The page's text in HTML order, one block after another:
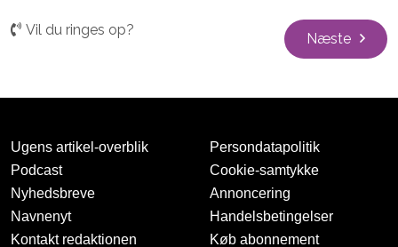
Vil du ringes op?
Næste
Ugens artikel-overblik
Podcast
Nyhedsbreve
Navnenyt
Kontakt redaktionen
Persondatapolitik
Cookie-samtykke
Annoncering
Handelsbetingelser
Køb abonnement